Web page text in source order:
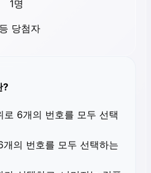
1명
당첨자
?
로 6개의 번호를 모두 선택
의 번호를 모두 선택하는